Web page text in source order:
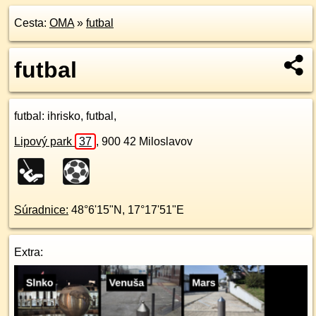
Cesta: OMA» futbal
futbal
futbal : ihrisko, futbal,
Lipový park 37 , 900 42 Miloslavov
Súradnice: 48°6'15"N , 17°17'51"E
Extra: